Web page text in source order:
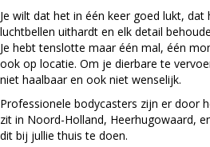
Je wilt dat het in één keer goed lukt,
luchtbellen uithardt en elk detail
Je hebt tenslotte maar één mal, één
ook op locatie. Om je dierbare te
niet haalbaar en ook niet wenselijk.
Professionele bodycasters zijn er door
zit in Noord-Holland, Heerhugowaard,
dit bij jullie thuis te doen.